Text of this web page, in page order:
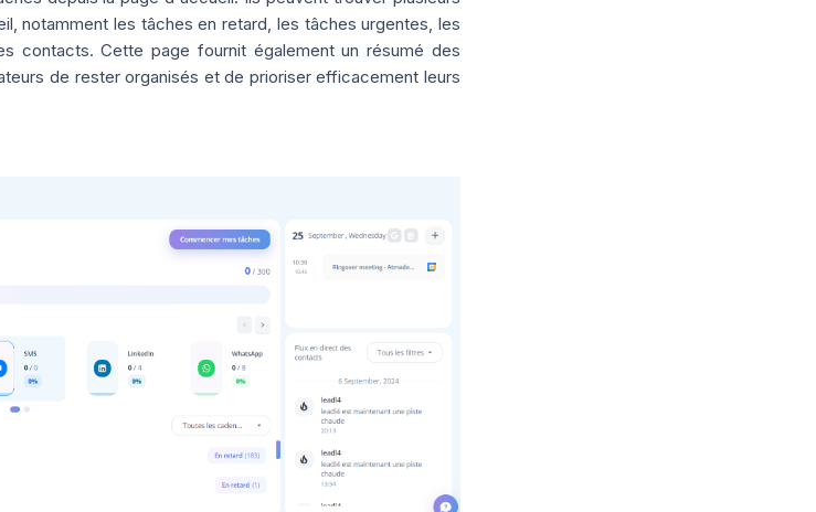
notamment les tâches en retard, les tâches urgentes, les
contacts. Cette page fournit également un résumé des
de rester organisés et de prioriser efficacement leurs